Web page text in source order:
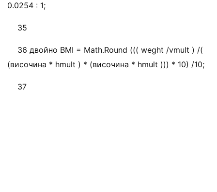
0.0254 : 1;
35
36 двойно BMI = Math.Round ((( weght /vmult ) /(
(височина * hmult ) * (височина * hmult ))) * 10) /10;
37